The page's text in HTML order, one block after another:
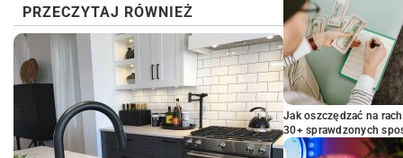
PRZECZYTAJ RÓWNIEŻ
Jak oszczędzać na
30+ sprawdzonych